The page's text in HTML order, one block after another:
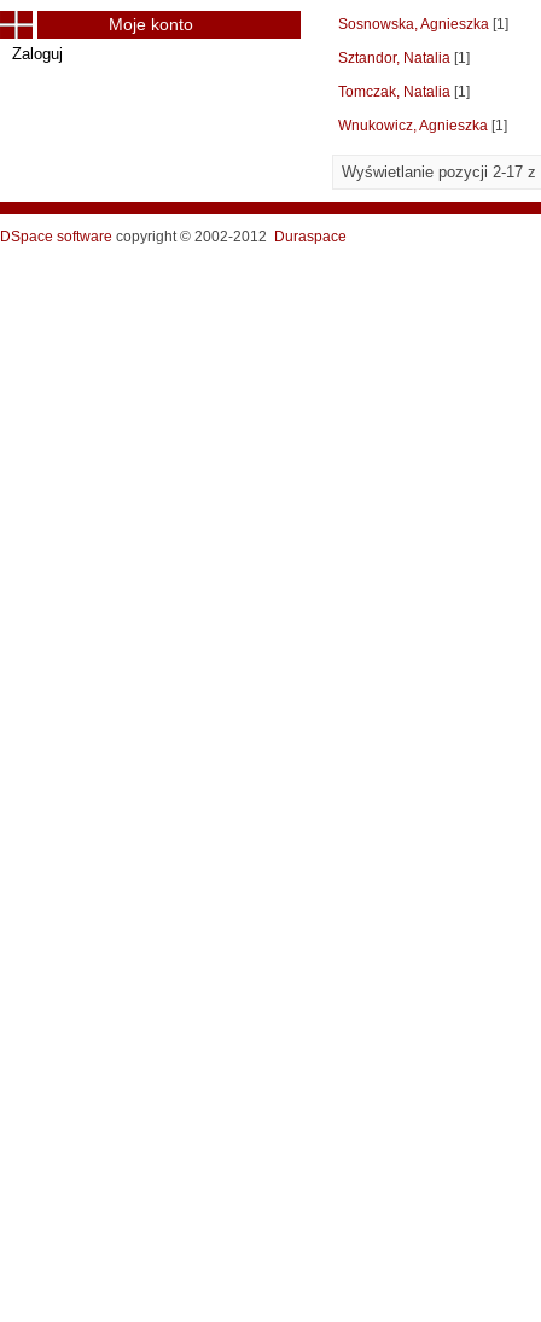
Sosnowska, Agnieszka [1]
Sztandor, Natalia [1]
Tomczak, Natalia [1]
Wnukowicz, Agnieszka [1]
Wyświetlanie pozycji 2-17 z
Moje konto
Zaloguj
DSpace software copyright © 2002-2012 Duraspace